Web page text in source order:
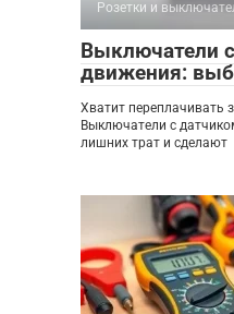
Розетки и
Выключатели
движения:
Хватит переплачивать
Выключатели с
лишних трат и сделают